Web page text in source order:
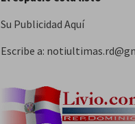
Su Publicidad Aquí
Escribe a: